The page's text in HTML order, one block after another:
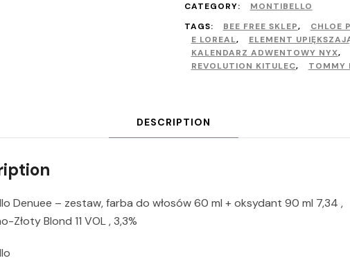
CATEGORY:
MONTIBELLO
TAGS:
BEE FREE SKLEP, CHLOE
E LOREAL, ELEMENT
KALENDARZ ADWENTOWY NYX,
REVOLUTION KITULEC, TOMMY
DESCRIPTION
Denuee – zestaw, farba do włosów 60 ml + oksydant 90 ml 7,34 ,
Złoty Blond 11 VOL , 3,3%